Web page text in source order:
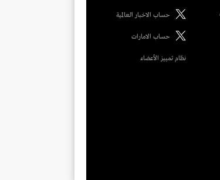
حساب الاخبار العالمية
حساب الامارات
نظام تمييز الأعضاء